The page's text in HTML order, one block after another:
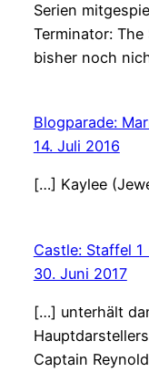
Serien
Terminator:
bisher noch
Blogparade:
14. Juli 2016
[…] Kaylee
Castle: Staffel
30. Juni 2017
[…] unterhält
Captain